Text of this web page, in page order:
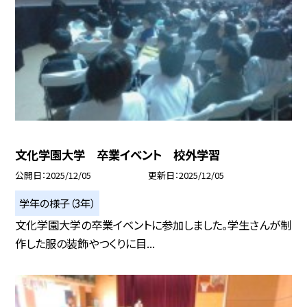
文化学園大学 卒業イベント 校外学習
公開日 2025/12/05 更新日 2025/12/05
学年の様子（3年）
文化学園大学の卒業イベントに参加しました。学生さんが制
作した服の装飾やつくりに目...